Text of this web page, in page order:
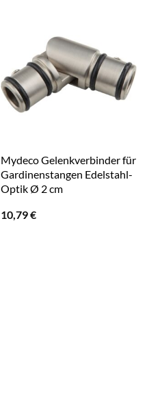
Mydeco Gelenkverbinder für
Gardinenstangen Edelstahl-
Optik Ø 2 cm
10,79€